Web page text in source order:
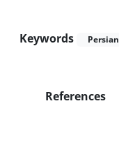
Keywords Persian
References